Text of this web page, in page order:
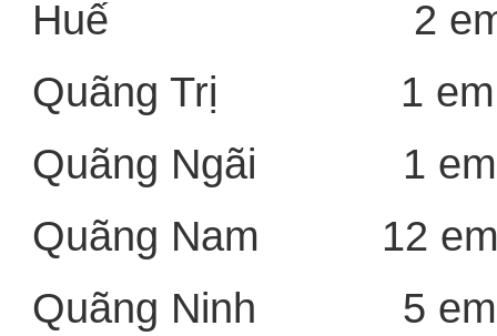
Huế 2
Quãng Trị 1 em
Quãng Ngãi 1 em
Quãng Nam 12
Quãng Ninh 5 em